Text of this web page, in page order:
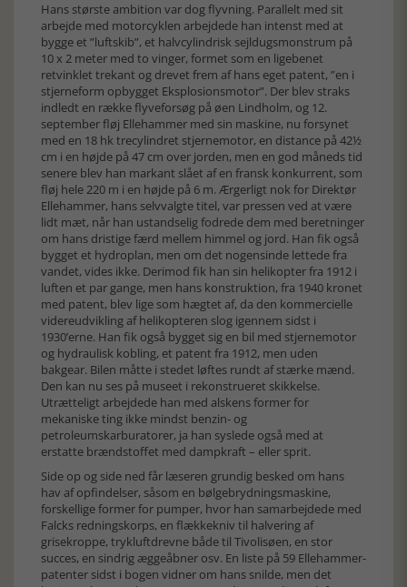
Hans største ambition var dog flyvning. Parallelt med sit
arbejde med motorcyklen arbejdede han intenst med at
bygge et ”luftskib”, et halvcylindrisk sejldugsmonstrum på
10 x 2 meter med to vinger, formet som en ligebenet
retvinklet trekant og drevet frem af hans eget patent, ”en i
stjerneform opbygget Eksplosionsmotor”. Der blev straks
indledt en række flyveforsøg på øen Lindholm, og 12.
september fløj Ellehammer med sin maskine, nu forsynet
med en 18 hk trecylindret stjernemotor, en distance på 42½
cm i en højde på 47 cm over jorden, men en god måneds tid
senere blev han markant slået af en fransk konkurrent, som
fløj hele 220 m i en højde på 6 m. Ærgerligt nok for Direktør
Ellehammer, hans selvvalgte titel, var pressen ved at være
lidt mæt, når han ustandselig fodrede dem med beretninger
om hans dristige færd mellem himmel og jord. Han fik også
bygget et hydroplan, men om det nogensinde lettede fra
vandet, vides ikke. Derimod fik han sin helikopter fra 1912 i
luften et par gange, men hans konstruktion, fra 1940 kronet
med patent, blev lige som hægtet af, da den kommercielle
videreudvikling af helikopteren slog igennem sidst i
1930’erne. Han fik også bygget sig en bil med stjernemotor
og hydraulisk kobling, et patent fra 1912, men uden
bakgear. Bilen måtte i stedet løftes rundt af stærke mænd.
Den kan nu ses på museet i rekonstrueret skikkelse.
Utrætteligt arbejdede han med alskens former for
mekaniske ting ikke mindst benzin- og
petroleumskarburatorer, ja han syslede også med at
erstatte brændstoffet med dampkraft – eller sprit.
Side op og side ned får læseren grundig besked om hans
hav af opfindelser, såsom en bølgebrydningsmaskine,
forskellige former for pumper, hvor han samarbejdede med
Falcks redningskorps, en flækkekniv til halvering af
grisekroppe, trykluftdrevne både til Tivolisøen, en stor
succes, en sindrig æggeåbner osv. En liste på 59 Ellehammer-
patenter sidst i bogen vidner om hans snilde, men det